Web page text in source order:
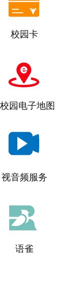
校园卡
园电子地图
视音频服务
语雀